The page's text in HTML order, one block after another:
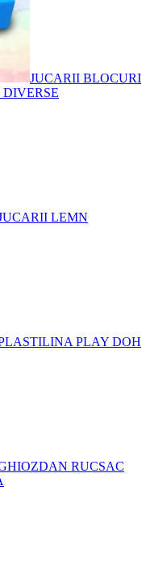
JUCARII BLOCURI
LEMN
PLAY DOH
RUCSAC